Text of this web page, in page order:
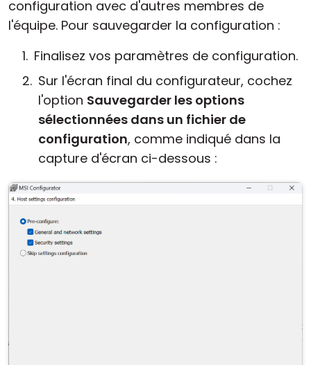
configuration avec d'autres membres de
l'équipe. Pour sauvegarder la configuration :
Finalisez vos paramètres de configuration.
Sur l'écran final du configurateur, cochez
l'option Sauvegarder les options
sélectionnées dans un fichier de
configuration, comme indiqué dans la
capture d'écran ci-dessous :